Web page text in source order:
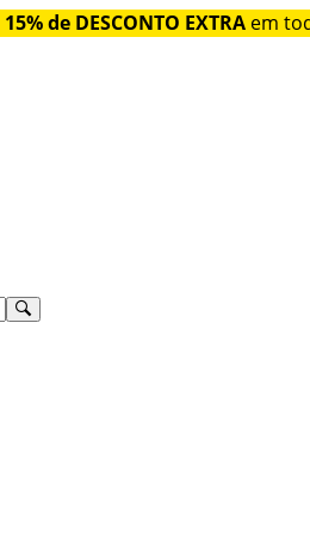
15% de DESCONTO EXTRA em